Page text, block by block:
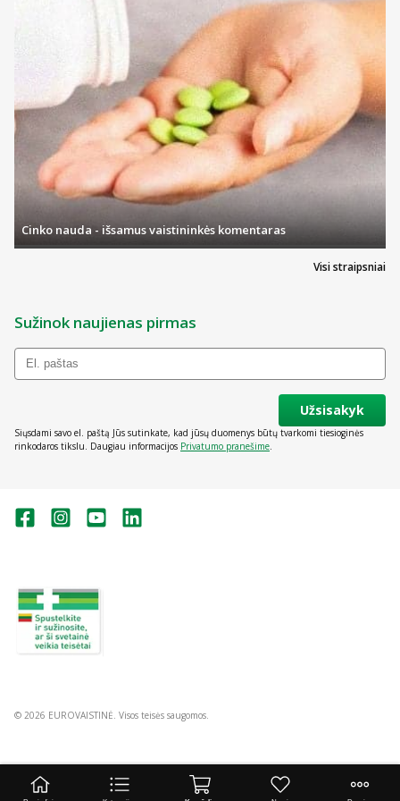
Visi straipsniai
Cinko nauda - išsamus vaistininkės komentaras
Sužinok naujienas pirmas
Užsisakyk
Siųsdami savo el. paštą Jūs sutinkate, kad jūsų duomenys būtų tvarkomi tiesioginės
rinkodaros tikslu. Daugiau informacijos Privatumo pranešime.
© 2026 EUROVAISTINĖ. Visos teisės saugomos.